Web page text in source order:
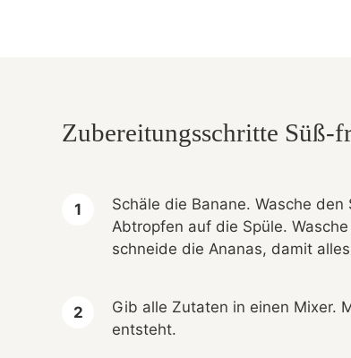
Zubereitungsschritte Süß-
Schäle die Banane. Wasche
Abtropfen auf die Spüle.
schneide die Ananas, damit
Gib alle Zutaten in einen Mixer.
entsteht.